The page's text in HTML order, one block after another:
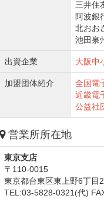
三井住
阿波銀
北おお
池田泉
出資企業 大阪中
加盟団体紹介
全国電
近畿電
公益社
営業所所在地
東京支店
〒110-0015
東京都台東区東上野6丁目
TEL:03-5828-0321(代)